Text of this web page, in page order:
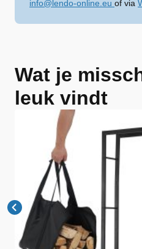
info@lendo-online.eu of via
Wat je
leuk vindt